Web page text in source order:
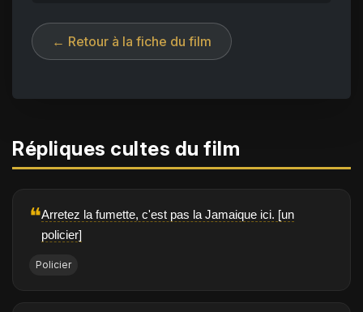
← Retour à la fiche du film
Répliques cultes du film
❝Arretez la fumette, c'est pas la Jamaique ici. [un
policier]
Policier